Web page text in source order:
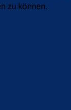
zu können.